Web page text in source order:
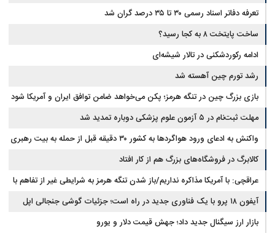
تعرفه دفاتر اسناد رسمی ۳۰ تا ۳۵ درصد گران شد
ساخت پایتخت ۸ به کجا رسید؟
ادامه رکوردشکنی در تالار شیشه‌ای
رشد تورم چین آهسته شد
بازی بزرگ چین در تنگه هرمز؛ پکن می‌خواهد ضامن توافق ایران و آمریکا شود
مهلت ثبت‌نام در ۵ آزمون علوم پزشکی دوباره تمدید شد
واکنش به ادعای ورود هواگردها به کشور ۳۰ دقیقه قبل از حمله به بیت رهبری
کالابرگ در فروشگاه‌های بزرگ هم از کار افتاد
عراقچی: با آمریکا مذاکره نداریم/باز شدن تنگه هرمز به شرایطی غیر از تفاهم با
عمان مرتبط است
آیفون ۱۸ پرو با یک فناوری جدید در راه است؛ جزئیات گوشی جنجالی اپل
بازار ارز سیگنال جدید داد؛ جهش قیمت دلار و یورو